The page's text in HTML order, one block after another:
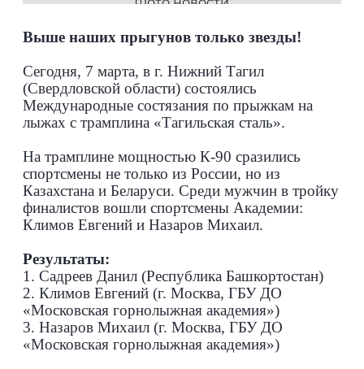
Выше наших прыгунов только звезды!
Сегодня, 7 марта, в г. Нижний Тагил
(Свердловской области) состоялись
Международные состязания по прыжкам на
лыжах с трамплина «Тагильская сталь».
На трамплине мощностью К-90 сразились
спортсмены не только из России, но из
Казахстана и Беларуси. Среди мужчин в тройку
финалистов вошли спортсмены Академии:
Климов Евгений и Назаров Михаил.
Результаты:
1. Садреев Данил (Республика Башкортостан)
2. Климов Евгений (г. Москва, ГБУ ДО
«Московская горнолыжная академия»)
3. Назаров Михаил (г. Москва, ГБУ ДО
«Московская горнолыжная академия»)